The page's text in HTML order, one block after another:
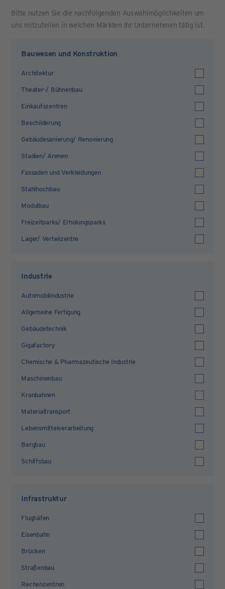
Bitte nutzen Sie die nachfolgenden Auswahlmöglichkeiten um
uns mitzuteilen in welchen Märkten Ihr Unternehmen tätig ist.
Bauwesen und Konstruktion
Architektur
Theater-/ Bühnenbau
Einkaufszentren
Beschilderung
Gebäudesanierung/ Renovierung
Stadien/ Arenen
Fassaden und Verkleidungen
Stahlhochbau
Modulbau
Freizeitparks/ Erholungsparks
Lager/ Verteilzentre
Industrie
Automobilindustrie
Allgemeine Fertigung
Gebäudetechnik
Gigafactory
Chemische & Pharmazeutische Industrie
Maschinenbau
Kranbahnen
Materialtransport
Lebensmittelverarbeitung
Bergbau
Schiffsbau
Infrastruktur
Flughäfen
Eisenbahn
Brücken
Straßenbau
Rechenzentren